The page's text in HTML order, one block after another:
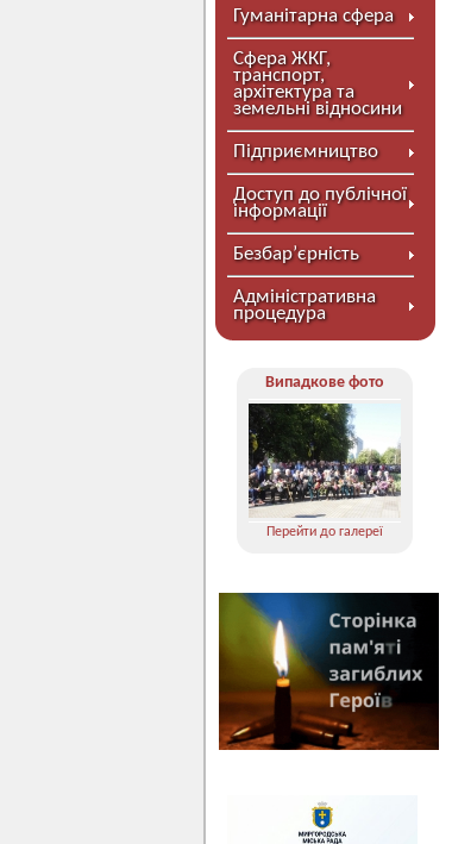
Гуманітарна сфера
Сфера ЖКГ,
транспорт,
архітектура та
земельні відносини
Підприємництво
Доступ до публічної
інформації
Безбар’єрність
Адміністративна
процедура
Випадкове фото
Перейти до галереї